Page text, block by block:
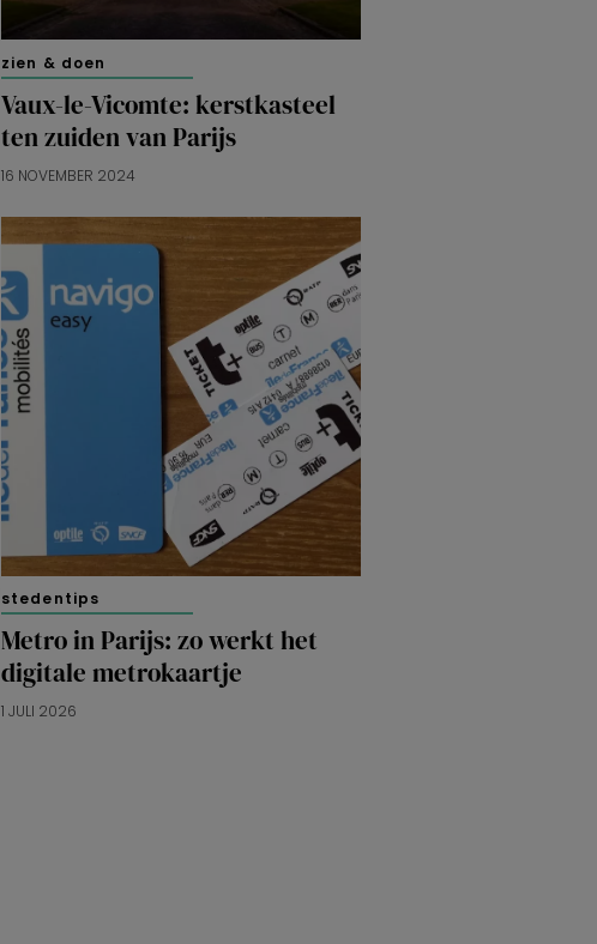
zien & doen
Vaux-le-Vicomte: kerstkasteel
ten zuiden van Parijs
16 NOVEMBER 2024
stedentips
Metro in Parijs: zo werkt het
digitale metrokaartje
1 JULI 2026